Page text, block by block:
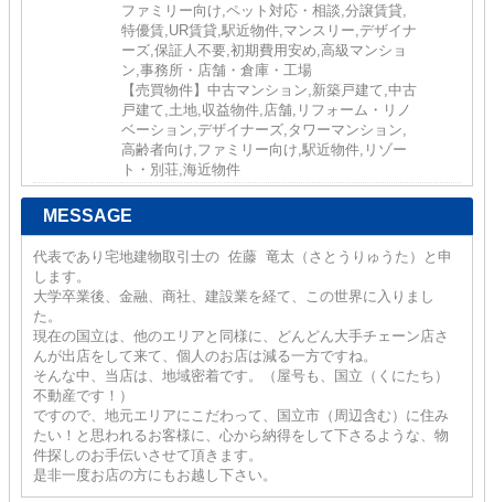
ファミリー向け,ペット対応・相談,分譲賃貸,
特優賃,UR賃貸,駅近物件,マンスリー,デザイナ
ーズ,保証人不要,初期費用安め,高級マンショ
ン,事務所・店舗・倉庫・工場
【売買物件】中古マンション,新築戸建て,中古
戸建て,土地,収益物件,店舗,リフォーム・リノ
ベーション,デザイナーズ,タワーマンション,
高齢者向け,ファミリー向け,駅近物件,リゾー
ト・別荘,海近物件
MESSAGE
代表であり宅地建物取引士の 佐藤 竜太（さとうりゅうた）と申
します。
大学卒業後、金融、商社、建設業を経て、この世界に入りまし
た。
現在の国立は、他のエリアと同様に、どんどん大手チェーン店さ
んが出店をして来て、個人のお店は減る一方ですね。
そんな中、当店は、地域密着です。（屋号も、国立（くにたち）
不動産です！）
ですので、地元エリアにこだわって、国立市（周辺含む）に住み
たい！と思われるお客様に、心から納得をして下さるような、物
件探しのお手伝いさせて頂きます。
是非一度お店の方にもお越し下さい。